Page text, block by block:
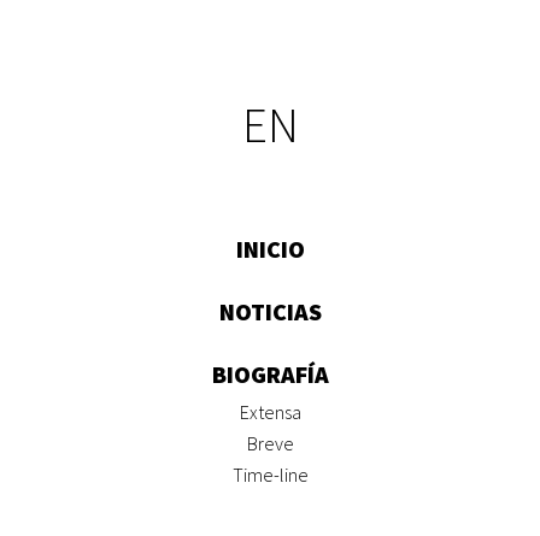
EN
INICIO
NOTICIAS
BIOGRAFÍA
Extensa
Breve
Time-line